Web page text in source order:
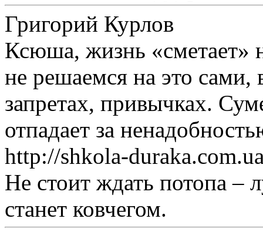
Григорий Курлов
Ксюша, жизнь «сметает»
не решаемся на это сами,
запретах, привычках.
отпадает за
http://shkola-
Не стоит ждать потопа –
станет ковчегом.